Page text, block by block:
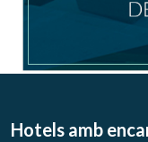
Hotels amb